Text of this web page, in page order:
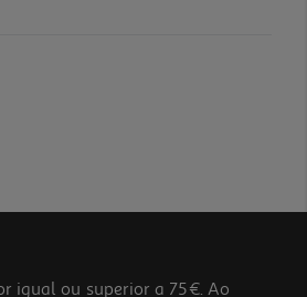
igual ou superior a 75€. Ao